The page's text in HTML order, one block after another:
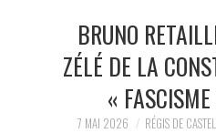
BRÈVESBRUNO
ZÉLÉ DE LA
«
7 MAI 2026 RÉGIS DE